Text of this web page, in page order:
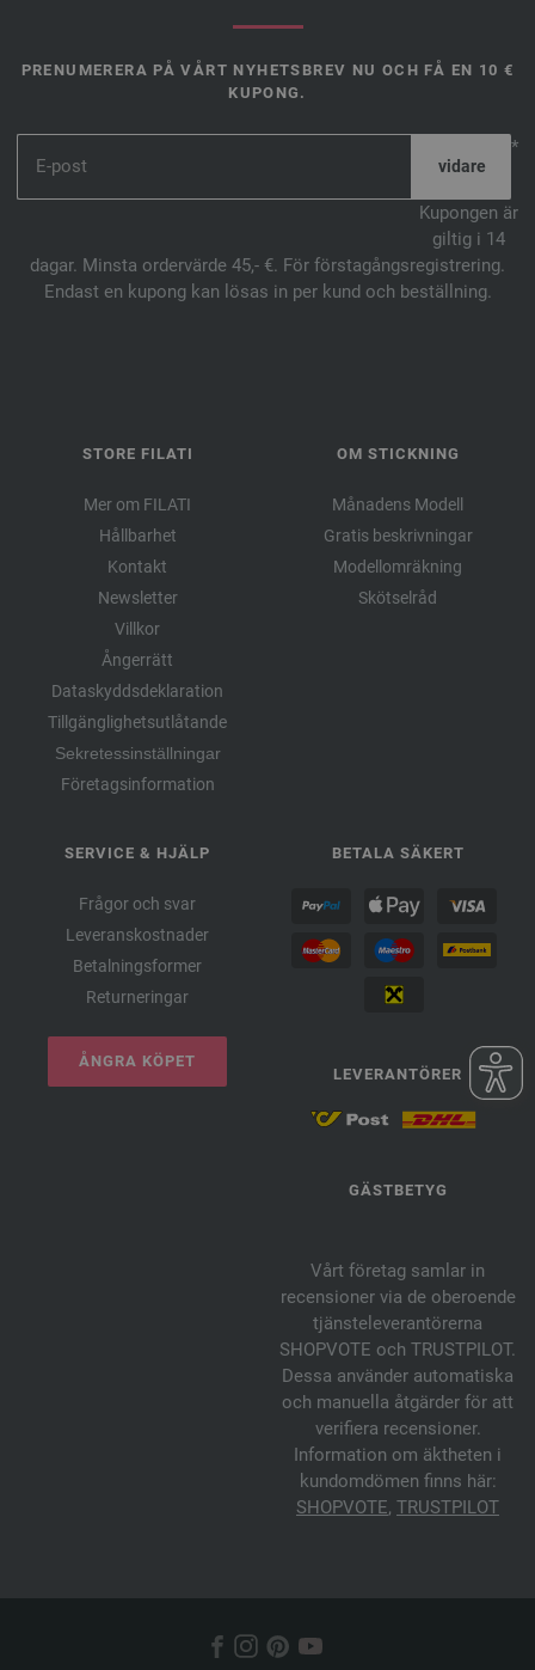
PRENUMERERA PÅ VÅRT NYHETSBREV NU OCH FÅ EN 10 €
KUPONG.
*
Kupongen är
giltig i 14
dagar. Minsta ordervärde 45,- €. För förstagångsregistrering.
Endast en kupong kan lösas in per kund och beställning.
STORE FILATI
Mer om FILATI
Hållbarhet
Kontakt
Newsletter
Villkor
Ångerrätt
Dataskyddsdeklaration
Tillgänglighetsutlåtande
Sekretessinställningar
Företagsinformation
OM STICKNING
Månadens Modell
Gratis beskrivningar
Modellomräkning
Skötselråd
SERVICE & HJÄLP
Frågor och svar
Leveranskostnader
Betalningsformer
Returneringar
ÅNGRA KÖPET
BETALA SÄKERT
LEVERANTÖRER
GÄSTBETYG
Vårt företag samlar in
recensioner via de oberoende
tjänsteleverantörerna
SHOPVOTE och TRUSTPILOT.
Dessa använder automatiska
och manuella åtgärder för att
verifiera recensioner.
Information om äktheten i
kundomdömen finns här:
SHOPVOTE, TRUSTPILOT